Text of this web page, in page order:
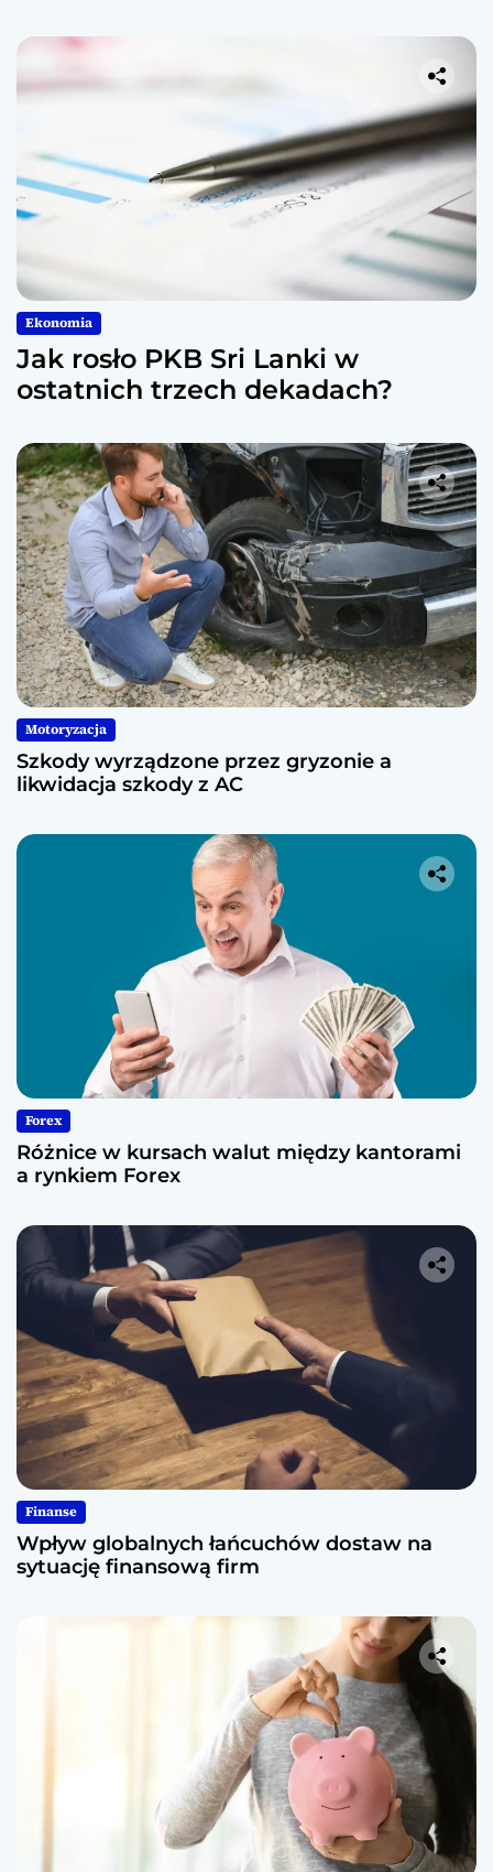
Ekonomia
Jak rosło PKB Sri Lanki w
ostatnich trzech dekadach?
Motoryzacja
Szkody wyrządzone przez gryzonie a
likwidacja szkody z AC
Forex
Różnice w kursach walut między kantorami
a rynkiem Forex
Finanse
Wpływ globalnych łańcuchów dostaw na
sytuację finansową firm